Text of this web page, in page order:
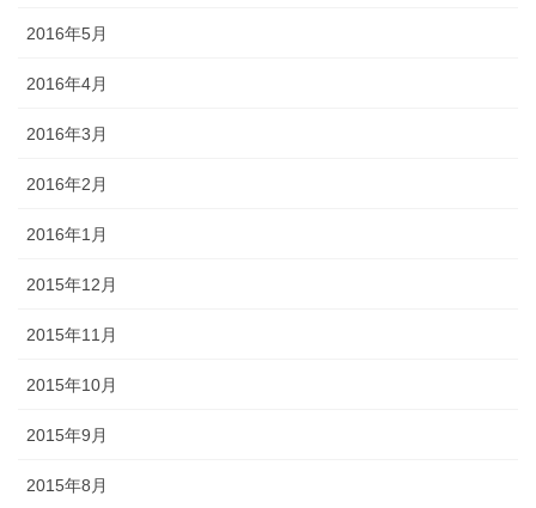
2016年5月
2016年4月
2016年3月
2016年2月
2016年1月
2015年12月
2015年11月
2015年10月
2015年9月
2015年8月